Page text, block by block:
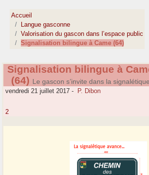
Accueil
Langue gasconne
Valorisation du gascon dans l’espace public
Signalisation bilingue à Came (64)
Signalisation bilingue à
(64) Le gascon s’invite dans la signalétique
vendredi 21 juillet 2017 - P. Dibon
2